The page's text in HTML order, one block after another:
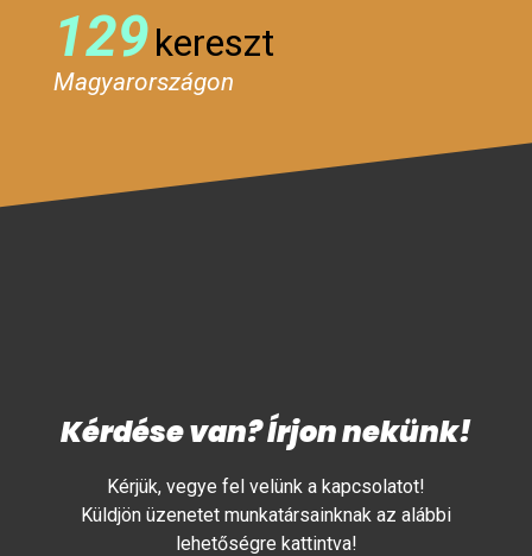
129kereszt
Magyarországon
Kérdése van? Írjon nekünk!
Kérjük, vegye fel velünk a kapcsolatot!
Küldjön üzenetet munkatársainknak az alábbi
lehetőségre kattintva!